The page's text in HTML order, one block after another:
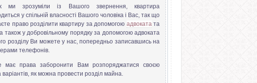
ми зрозуміли із Вашого звернення, квартира
у спільній власності Вашого чоловіка і Вас, так що
право розділити квартиру за допомогою адвокатата
також у добровільному порядку за допомогою адвоката
розділу Ви можете у нас, попередньо записавшись на
телефонів.
має права заборонити Вам розпоряджатися своєю
варіантів, як можна провести розділ майна.